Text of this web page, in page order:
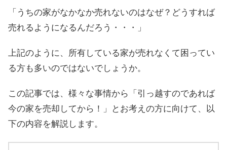
「うちの家がなかなか売れないのはなぜ？どうすれば
売れるようになるんだろう・・・」
上記のように、所有している家が売れなくて困ってい
る方も多いのではないでしょうか。
この記事では、様々な事情から「引っ越すのであれば
今の家を売却してから！」とお考えの方に向けて、以
下の内容を解説します。